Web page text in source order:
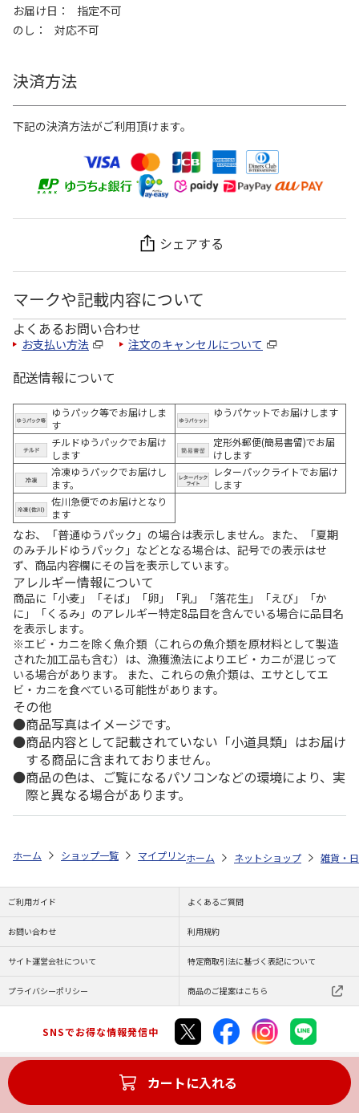
お届け日
指定不可
のし
対応不可
決済方法
下記の決済方法がご利用頂けます。
シェアする
マークや記載内容について
よくあるお問い合わせ
お支払い方法 注文のキャンセルについて
配送情報について
ゆうパック等でお届けしま
す
ゆうパケットでお届けします
チルドゆうパックでお届け
します
定形外郵便(簡易書留)でお届
けします
冷凍ゆうパックでお届けし
ます。
レターパックライトでお届け
します
佐川急便でのお届けとなり
ます
なお、「普通ゆうパック」の場合は表示しません。また、「夏期
のみチルドゆうパック」などとなる場合は、記号での表示はせ
ず、商品内容欄にその旨を表示しています。
アレルギー情報について
商品に「小麦」「そば」「卵」「乳」「落花生」「えび」「か
に」「くるみ」のアレルギー特定8品目を含んでいる場合に品目名
を表示します。
※エビ・カニを除く魚介類（これらの魚介類を原材料として製造
された加工品も含む）は、漁獲漁法によりエビ・カニが混じって
いる場合があります。 また、これらの魚介類は、エサとしてエ
ビ・カニを食べている可能性があります。
その他
商品写真はイメージです。
商品内容として記載されていない「小道具類」はお届け
する商品に含まれておりません。
商品の色は、ご覧になるパソコンなどの環境により、実
際と異なる場合があります。
カートに入れる
ホーム ショップ一覧 マイプリント シルエットプレート【シーズ
ホーム ネットショップ 雑貨・
ご利用ガイド よくあるご質問
お問い合わせ 利用規約
サイト運営会社について 特定商取引法に基づく表記について
プライバシーポリシー 商品のご提案はこちら
SNSでお得な情報発信中